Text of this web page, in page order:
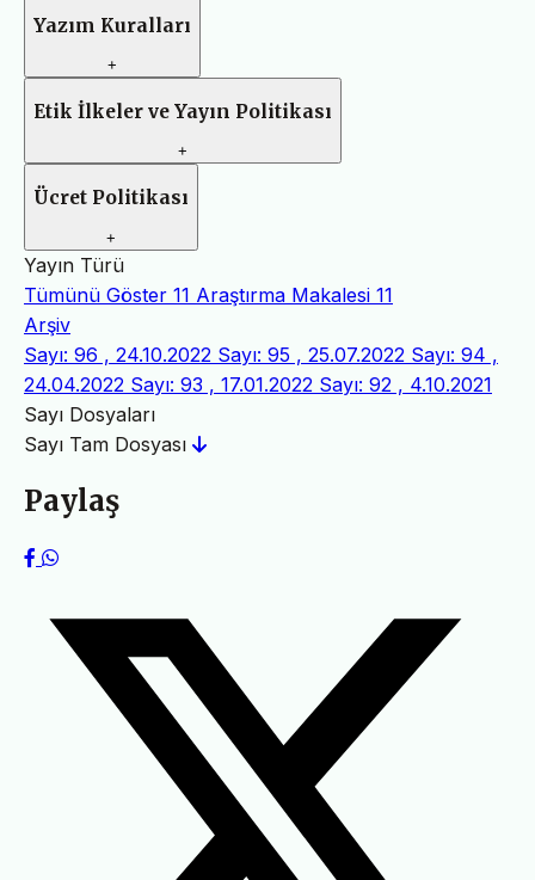
Yazım Kuralları
+
Etik İlkeler ve Yayın Politikası
+
Ücret Politikası
+
Yayın Türü
Tümünü Göster 11 Araştırma Makalesi 11
Arşiv
Sayı: 96 , 24.10.2022 Sayı: 95 , 25.07.2022 Sayı: 94 ,
24.04.2022 Sayı: 93 , 17.01.2022 Sayı: 92 , 4.10.2021
Sayı Dosyaları
Sayı Tam Dosyası
Paylaş